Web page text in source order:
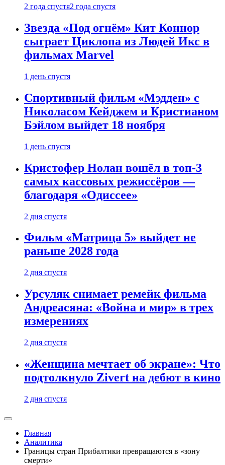
2 года спустя2 года спустя
Звезда «Под огнём» Кит Коннор
сыграет Циклопа из Людей Икс в
фильмах Marvel
1 день спустя
Спортивный фильм «Мэдден» с
Николасом Кейджем и Кристианом
Бэйлом выйдет 18 ноября
1 день спустя
Кристофер Нолан вошёл в топ-3
самых кассовых режиссёров —
благодаря «Одиссее»
2 дня спустя
Фильм «Матрица 5» выйдет не
раньше 2028 года
2 дня спустя
Урсуляк снимает ремейк фильма
Андреасяна: «Война и мир» в трех
измерениях
2 дня спустя
«Женщина мечтает об экране»: Что
подтолкнуло Zivert на дебют в кино
2 дня спустя
Главная
Аналитика
Границы стран Прибалтики превращаются в «зону
смерти»